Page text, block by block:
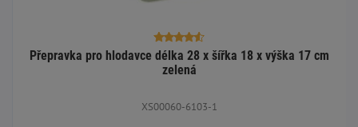
Přepravka pro hlodavce délka 28 x šířka 18 x výška 17 cm
zelená
XS00060-6103-1